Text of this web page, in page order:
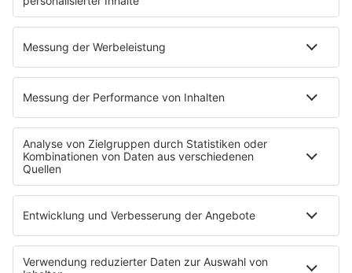
Todesursache
Niemand muss ein Promi sein
PROGRAMM
Mit den Waffeln einer Frau
SERVICE
Empfang
barba radio App
Impressum
Datenschutz Facebook & Instagram
Datenschutzeinstellungen